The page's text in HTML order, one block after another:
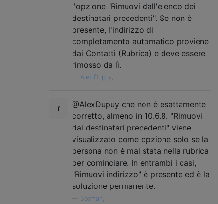
l'opzione "Rimuovi dall'elenco dei
destinatari precedenti". Se non è
presente, l'indirizzo di
completamento automatico proviene
dai Contatti (Rubrica) e deve essere
rimosso da lì.
Alex Dupuy,
@AlexDupuy che non è esattamente
corretto, almeno in 10.6.8. "Rimuovi
dai destinatari precedenti" viene
visualizzato come opzione solo se la
persona non è mai stata nella rubrica
per cominciare. In entrambi i casi,
"Rimuovi indirizzo" è presente ed è la
soluzione permanente.
Soxman,